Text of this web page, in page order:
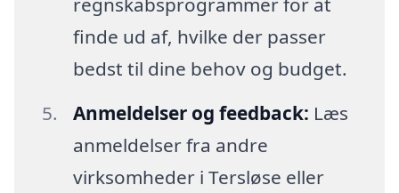
finde ud af, hvilke der passer
bedst til dine behov og budget.
Anmeldelser og feedback: Læs
anmeldelser fra andre
virksomheder i Tersløse eller